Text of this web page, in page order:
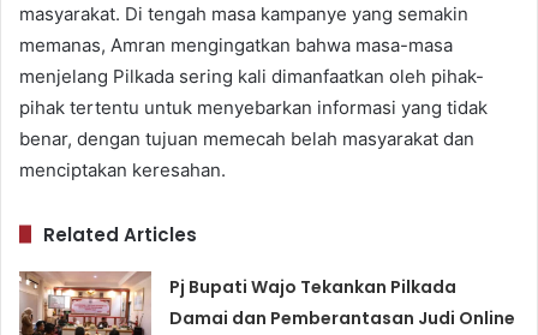
masyarakat. Di tengah masa kampanye yang semakin
memanas, Amran mengingatkan bahwa masa-masa
menjelang Pilkada sering kali dimanfaatkan oleh pihak-
pihak tertentu untuk menyebarkan informasi yang tidak
benar, dengan tujuan memecah belah masyarakat dan
menciptakan keresahan.
Related Articles
Pj Bupati Wajo Tekankan Pilkada
Damai dan Pemberantasan Judi Online